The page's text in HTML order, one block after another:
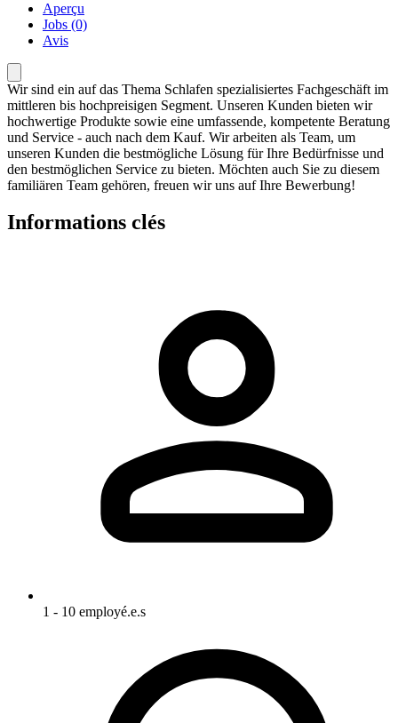
Aperçu
Jobs (0)
Avis
Wir sind ein auf das Thema Schlafen spezialisiertes Fachgeschäft im
mittleren bis hochpreisigen Segment. Unseren Kunden bieten wir
hochwertige Produkte sowie eine umfassende, kompetente Beratung
und Service - auch nach dem Kauf. Wir arbeiten als Team, um
unseren Kunden die bestmögliche Lösung für Ihre Bedürfnisse und
den bestmöglichen Service zu bieten. Möchten auch Sie zu diesem
familiären Team gehören, freuen wir uns auf Ihre Bewerbung!
Informations clés
1 - 10 employé.e.s